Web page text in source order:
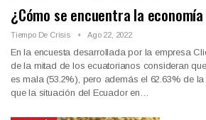
¿Cómo se encuentra la
Tiempo De Crisis Ago 22, 2022
En la encuesta desarrollada por la empresa
de la mitad de los ecuatorianos consideran
es mala (53.2%), pero además el 62.63% de
que la situación del Ecuador en…